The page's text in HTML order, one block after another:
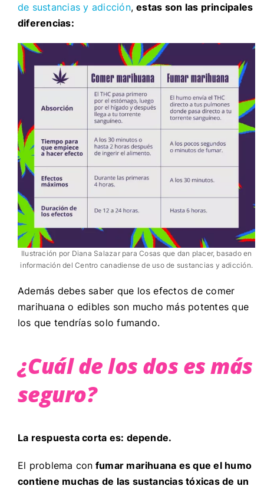
de sustancias y adicción,estas son las principales
diferencias:
Ilustración por Diana Salazar para Cosas que dan placer, basado en
información del Centro canadiense de uso de sustancias y adicción.
Además debes saber que los efectos de comer
marihuana o edibles son mucho más potentes que
los que tendrías solo fumando.
¿Cuál de los dos es más
seguro?
La respuesta corta es: depende.
El problema con fumar marihuana es que el humo
contiene muchas de las sustancias tóxicas de un